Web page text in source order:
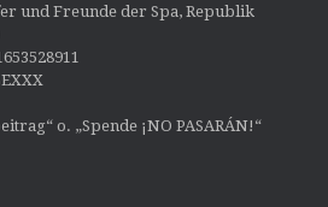
und Freunde der Spa, Republik
o. „Spende ¡NO PASARÁN!“